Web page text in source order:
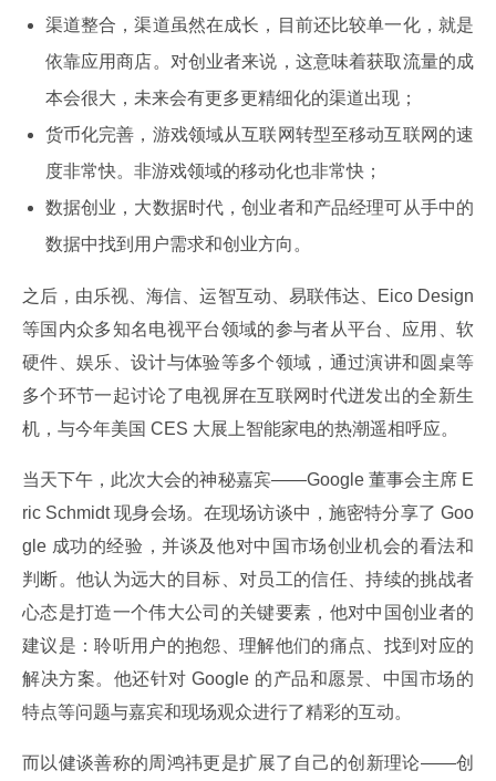
渠道整合，渠道虽然在成长，目前还比较单一化，就是
依靠应用商店。对创业者来说，这意味着获取流量的成
本会很大，未来会有更多更精细化的渠道出现；
货币化完善，游戏领域从互联网转型至移动互联网的速
度非常快。非游戏领域的移动化也非常快；
数据创业，大数据时代，创业者和产品经理可从手中的
数据中找到用户需求和创业方向。
之后，由乐视、海信、运智互动、易联伟达、Eico Design
等国内众多知名电视平台领域的参与者从平台、应用、软
硬件、娱乐、设计与体验等多个领域，通过演讲和圆桌等
多个环节一起讨论了电视屏在互联网时代迸发出的全新生
机，与今年美国 CES 大展上智能家电的热潮遥相呼应。
当天下午，此次大会的神秘嘉宾——Google 董事会主席 E
ric Schmidt 现身会场。在现场访谈中，施密特分享了 Goo
gle 成功的经验，并谈及他对中国市场创业机会的看法和
判断。他认为远大的目标、对员工的信任、持续的挑战者
心态是打造一个伟大公司的关键要素，他对中国创业者的
建议是：聆听用户的抱怨、理解他们的痛点、找到对应的
解决方案。他还针对 Google 的产品和愿景、中国市场的
特点等问题与嘉宾和现场观众进行了精彩的互动。
而以健谈善称的周鸿祎更是扩展了自己的创新理论——创